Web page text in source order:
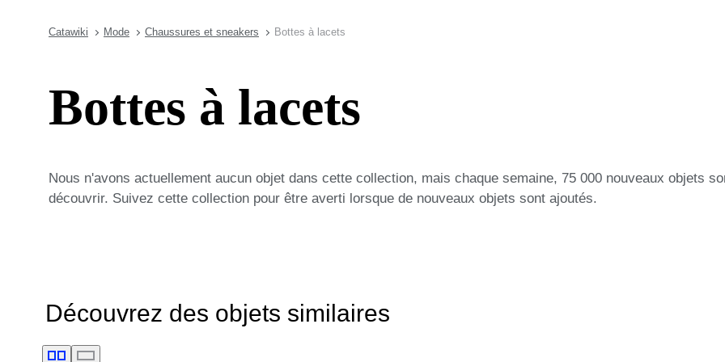
Catawiki Mode Chaussures et sneakers Bottes à lacets
Bottes à lacets
Nous n'avons actuellement aucun objet dans cette collection, mais chaque semaine, 75 000 nouveaux objets
découvrir. Suivez cette collection pour être averti lorsque de nouveaux objets sont ajoutés.
Découvrez des objets similaires